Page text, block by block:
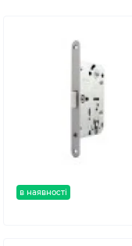
в наявності